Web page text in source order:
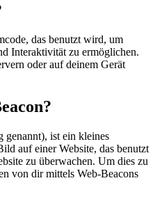
das benutzt wird, um
Interaktivität zu ermöglichen.
oder auf deinem Gerät
genannt), ist ein kleines
auf einer Website, das benutzt
zu überwachen. Um dies zu
von dir mittels Web-Beacons